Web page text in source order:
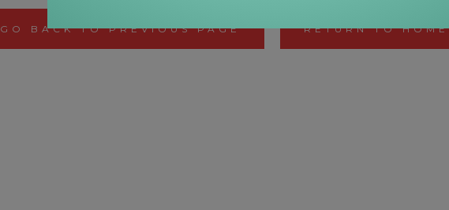
GO BACK TO PREVIOUS PAGE RETURN TO